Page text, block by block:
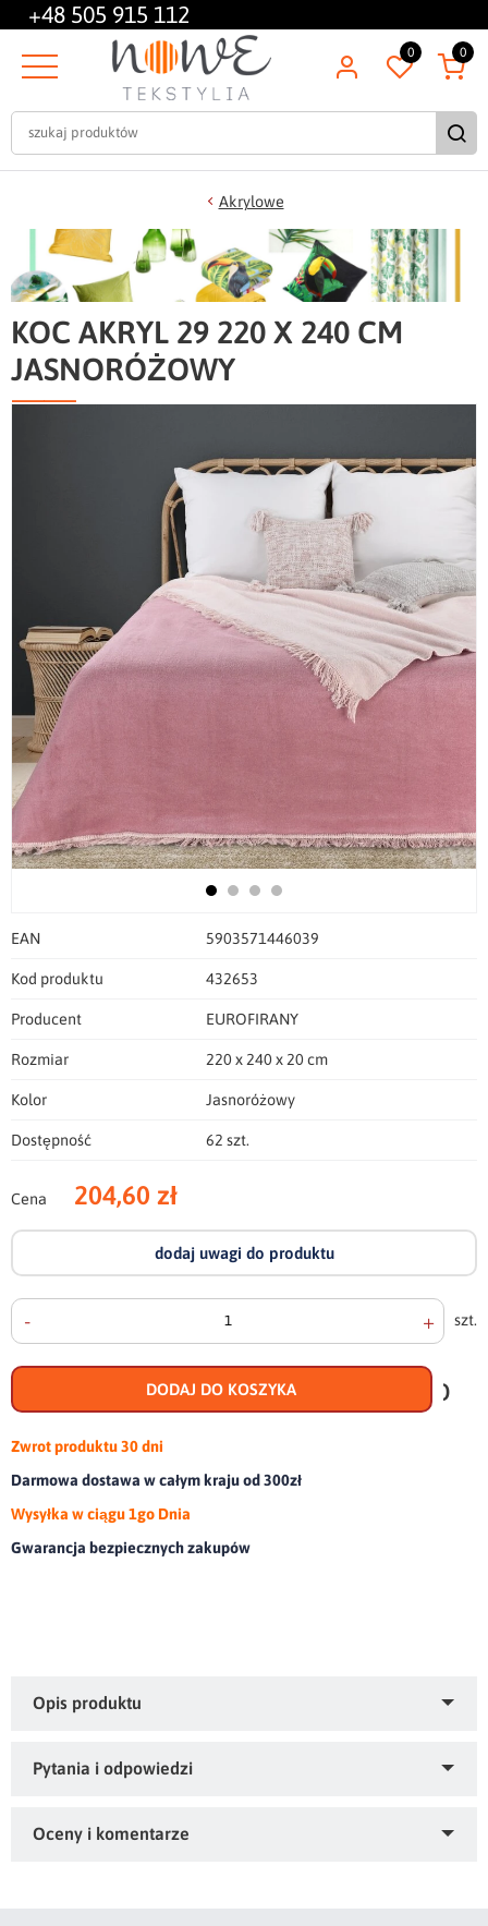
+48 505 915 112
0 0
Akrylowe
KOC AKRYL 29 220 X 240 CM
JASNORÓŻOWY
EAN 5903571446039
Kod produktu 432653
Producent EUROFIRANY
Rozmiar 220 x 240 x 20 cm
Kolor Jasnoróżowy
Dostępność 62 szt.
Cena 204,60 zł
dodaj uwagi do produktu
- + szt.
DODAJ DO KOSZYKA
do
Zwrot produktu30 dni
Darmowa dostawa w całym kraju od 300zł
Wysyłka w ciągu 1go Dnia
Gwarancja bezpiecznych zakupów
Gramatura: 450 GSM GSM, Skład: 58% bawełna, 32% akryl,
Zapytaj o produkt